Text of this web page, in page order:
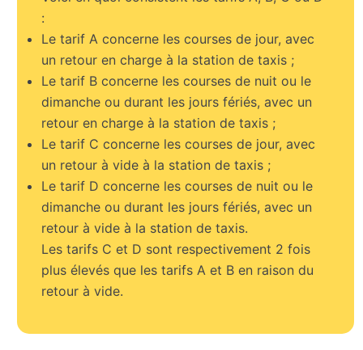
:
Le tarif A concerne les courses de jour, avec
un retour en charge à la station de taxis ;
Le tarif B concerne les courses de nuit ou le
dimanche ou durant les jours fériés, avec un
retour en charge à la station de taxis ;
Le tarif C concerne les courses de jour, avec
un retour à vide à la station de taxis ;
Le tarif D concerne les courses de nuit ou le
dimanche ou durant les jours fériés, avec un
retour à vide à la station de taxis.
Les tarifs C et D sont respectivement 2 fois
plus élevés que les tarifs A et B en raison du
retour à vide.